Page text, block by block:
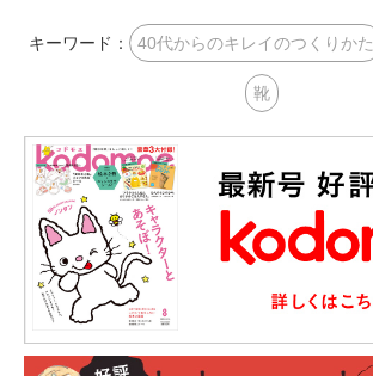
キーワード： 40代からのキレイのつくりかた
靴